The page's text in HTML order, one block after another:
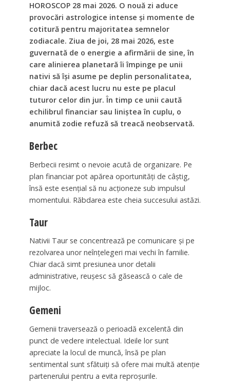
HOROSCOP 28 mai 2026. O nouă zi aduce
provocări astrologice intense și momente de
cotitură pentru majoritatea semnelor
zodiacale. Ziua de joi, 28 mai 2026, este
guvernată de o energie a afirmării de sine, în
care alinierea planetară îi împinge pe unii
nativi să își asume pe deplin personalitatea,
chiar dacă acest lucru nu este pe placul
tuturor celor din jur. În timp ce unii caută
echilibrul financiar sau liniștea în cuplu, o
anumită zodie refuză să treacă neobservată.
Berbec
Berbecii resimt o nevoie acută de organizare. Pe
plan financiar pot apărea oportunități de câștig,
însă este esențial să nu acționeze sub impulsul
momentului. Răbdarea este cheia succesului astăzi.
Taur
Nativii Taur se concentrează pe comunicare și pe
rezolvarea unor neînțelegeri mai vechi în familie.
Chiar dacă simt presiunea unor detalii
administrative, reușesc să găsească o cale de
mijloc.
Gemeni
Gemenii traversează o perioadă excelentă din
punct de vedere intelectual. Ideile lor sunt
apreciate la locul de muncă, însă pe plan
sentimental sunt sfătuiți să ofere mai multă atenție
partenerului pentru a evita reproșurile.